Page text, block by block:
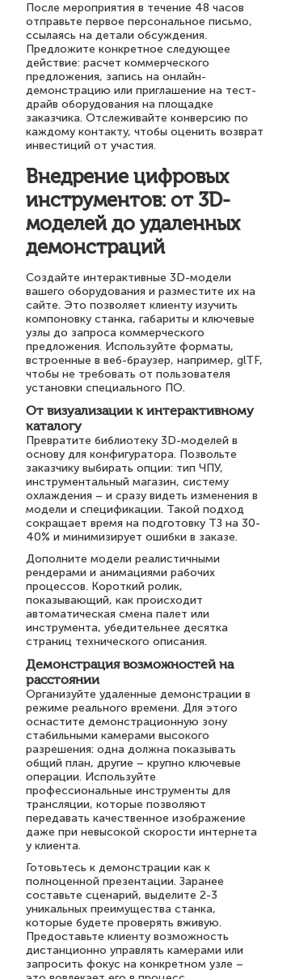
После мероприятия в течение 48 часов
отправьте первое персональное письмо,
ссылаясь на детали обсуждения.
Предложите конкретное следующее
действие: расчет коммерческого
предложения, запись на онлайн-
демонстрацию или приглашение на тест-
драйв оборудования на площадке
заказчика. Отслеживайте конверсию по
каждому контакту, чтобы оценить возврат
инвестиций от участия.
Внедрение цифровых
инструментов: от 3D-
моделей до удаленных
демонстраций
Создайте интерактивные 3D-модели
вашего оборудования и разместите их на
сайте. Это позволяет клиенту изучить
компоновку станка, габариты и ключевые
узлы до запроса коммерческого
предложения. Используйте форматы,
встроенные в веб-браузер, например, glTF,
чтобы не требовать от пользователя
установки специального ПО.
От визуализации к интерактивному
каталогу
Превратите библиотеку 3D-моделей в
основу для конфигуратора. Позвольте
заказчику выбирать опции: тип ЧПУ,
инструментальный магазин, систему
охлаждения – и сразу видеть изменения в
модели и спецификации. Такой подход
сокращает время на подготовку ТЗ на 30-
40% и минимизирует ошибки в заказе.
Дополните модели реалистичными
рендерами и анимациями рабочих
процессов. Короткий ролик,
показывающий, как происходит
автоматическая смена палет или
инструмента, убедительнее десятка
страниц технического описания.
Демонстрация возможностей на
расстоянии
Организуйте удаленные демонстрации в
режиме реального времени. Для этого
оснастите демонстрационную зону
стабильными камерами высокого
разрешения: одна должна показывать
общий план, другие – крупно ключевые
операции. Используйте
профессиональные инструменты для
трансляции, которые позволяют
передавать качественное изображение
даже при невысокой скорости интернета
у клиента.
Готовьтесь к демонстрации как к
полноценной презентации. Заранее
составьте сценарий, выделите 2-3
уникальных преимущества станка,
которые будете проверять вживую.
Предоставьте клиенту возможность
дистанционно управлять камерами или
запросить фокус на конкретном узле –